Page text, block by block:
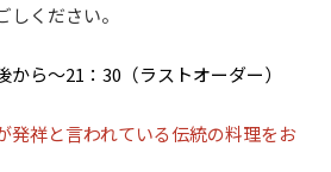
ください。
から～21：30（ラストオーダー）
発祥と言われている伝統の料理をお